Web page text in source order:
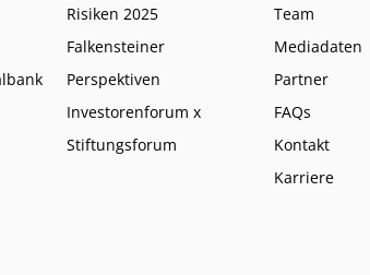
Risiken 2025
Falkensteiner
Perspektiven
Investorenforum x
Stiftungsforum
Team
Mediadaten
Partner
FAQs
Kontakt
Karriere